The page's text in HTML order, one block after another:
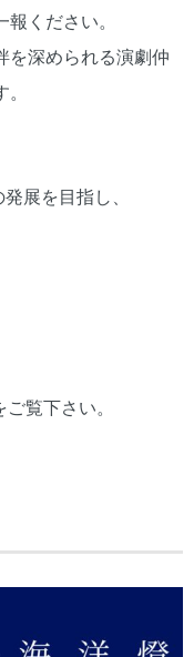
ください。
を深められる演劇仲
展を目指し、
覧下さい。